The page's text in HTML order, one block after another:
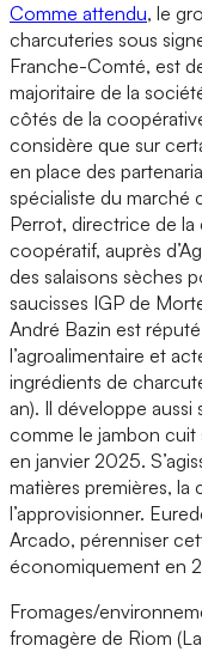
Comme attendu, le
charcuteries sous
Franche-Comté, est
majoritaire de la
côtés de la
considère que sur
en place des
spécialiste du
Perrot, directrice de
coopératif, auprès
des salaisons sèches
saucisses IGP de
André Bazin est
l’agroalimentaire et
ingrédients de
an). Il développe
comme le jambon cuit
en janvier 2025.
matières premières,
l’approvisionner.
Arcado, pérenniser
économiquement en
Fromages/
fromagère de Riom